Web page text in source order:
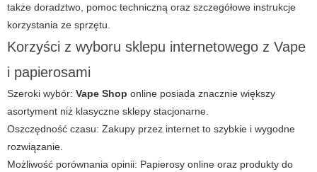
także doradztwo, pomoc techniczną oraz szczegółowe instrukcje
korzystania ze sprzętu.
Korzyści z wyboru sklepu internetowego z Vape
i papierosami
Szeroki wybór: Vape Shop online posiada znacznie większy
asortyment niż klasyczne sklepy stacjonarne.
Oszczędność czasu: Zakupy przez internet to szybkie i wygodne
rozwiązanie.
Możliwość porównania opinii: Papierosy online oraz produkty do